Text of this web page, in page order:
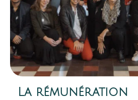
La rémunération